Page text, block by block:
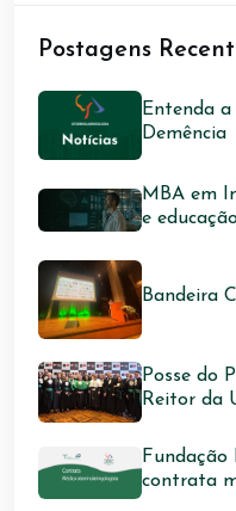
Postagens
Entenda
Demência
MBA em
e
Bandeira
Posse do
Reitor da
Fundação
contrata